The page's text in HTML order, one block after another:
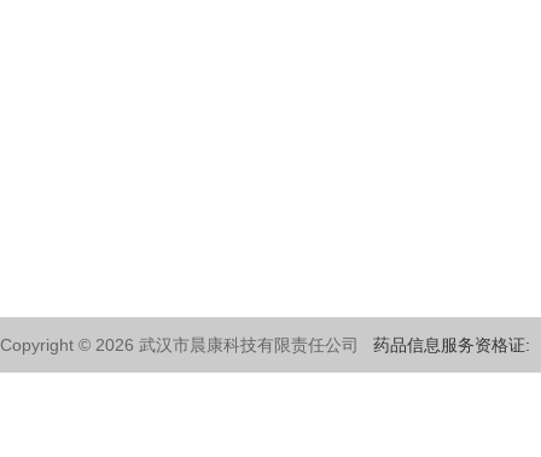
Copyright © 2026 武汉市晨康科技有限责任公司 药品信息服务资格证: